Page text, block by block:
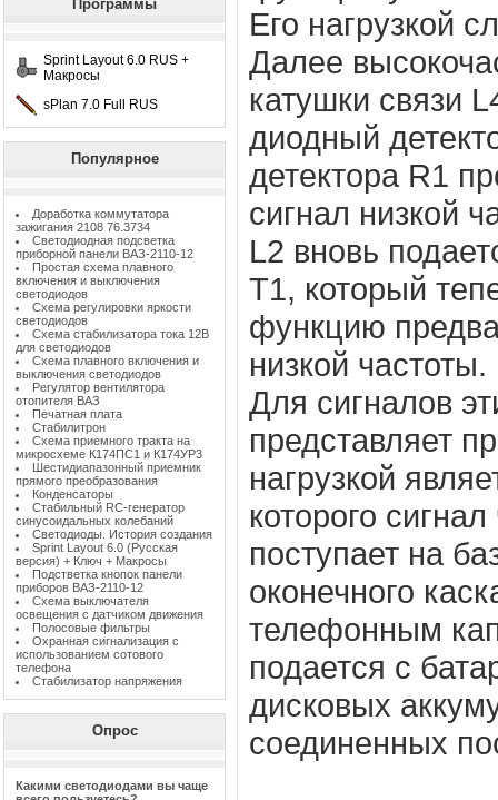
Программы
Sprint Layout 6.0 RUS +
Макросы
sPlan 7.0 Full RUS
Популярное
Доработка коммутатора
зажигания 2108 76.3734
Светодиодная подсветка
приборной панели ВАЗ-2110-12
Простая схема плавного
включения и выключения
светодиодов
Схема регулировки яркости
светодиодов
Схема стабилизатора тока 12В
для светодиодов
Схема плавного включения и
выключения светодиодов
Регулятор вентилятора
отопителя ВАЗ
Печатная плата
Стабилитрон
Схема приемного тракта на
микросхеме К174ПС1 и К174УР3
Шестидиапазонный приемник
прямого преобразования
Конденсаторы
Стабильный RC-генератор
синусоидальных колебаний
Светодиоды. История создания
Sprint Layout 6.0 (Русская
версия) + Ключ + Макросы
Подстветка кнопок панели
приборов ВАЗ-2110-12
Схема выключателя
освещения с датчиком движения
Полосовые фильтры
Охранная сигнализация с
использованием сотового
телефона
Стабилизатор напряжения
Опрос
Какими светодиодами вы чаще
Его нагрузкой
Далее
катушки связи
диодный
детектора R1
сигнал низкой
L2 вновь
Т1, который
функцию
низкой частоты.
Для сигналов
представляет
нагрузкой
которого
поступает на
оконечного
телефонным
подается с
дисковых
соединенных